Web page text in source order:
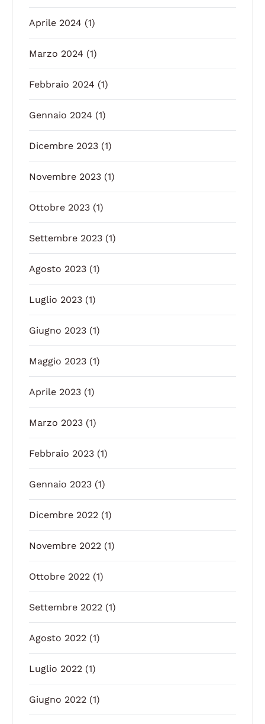
Aprile 2024 (1)
Marzo 2024 (1)
Febbraio 2024 (1)
Gennaio 2024 (1)
Dicembre 2023 (1)
Novembre 2023 (1)
Ottobre 2023 (1)
Settembre 2023 (1)
Agosto 2023 (1)
Luglio 2023 (1)
Giugno 2023 (1)
Maggio 2023 (1)
Aprile 2023 (1)
Marzo 2023 (1)
Febbraio 2023 (1)
Gennaio 2023 (1)
Dicembre 2022 (1)
Novembre 2022 (1)
Ottobre 2022 (1)
Settembre 2022 (1)
Agosto 2022 (1)
Luglio 2022 (1)
Giugno 2022 (1)